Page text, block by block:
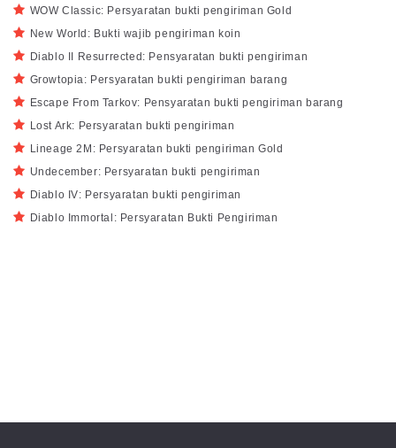
WOW Classic: Persyaratan bukti pengiriman Gold
New World: Bukti wajib pengiriman koin
Diablo II Resurrected: Pensyaratan bukti pengiriman
Growtopia: Persyaratan bukti pengiriman barang
Escape From Tarkov: Pensyaratan bukti pengiriman barang
Lost Ark: Persyaratan bukti pengiriman
Lineage 2M: Persyaratan bukti pengiriman Gold
Undecember: Persyaratan bukti pengiriman
Diablo IV: Persyaratan bukti pengiriman
Diablo Immortal: Persyaratan Bukti Pengiriman